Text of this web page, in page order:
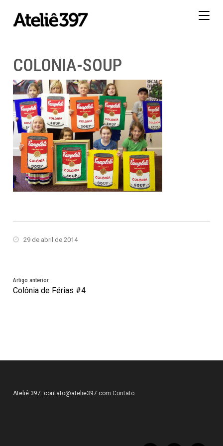
COLONIA-SOUP
29 de abril de 2014
Artigo anterior
Colônia de Férias #4
Ateliê 397: contato@atelie397.com Contato